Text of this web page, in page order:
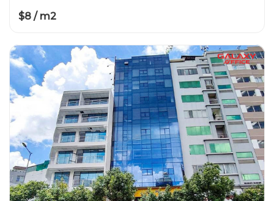
$8 / m2